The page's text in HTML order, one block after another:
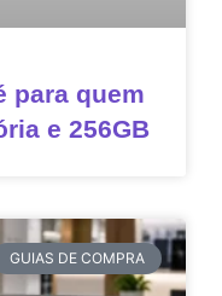
para quem
e 256GB
GUIAS DE COMPRA